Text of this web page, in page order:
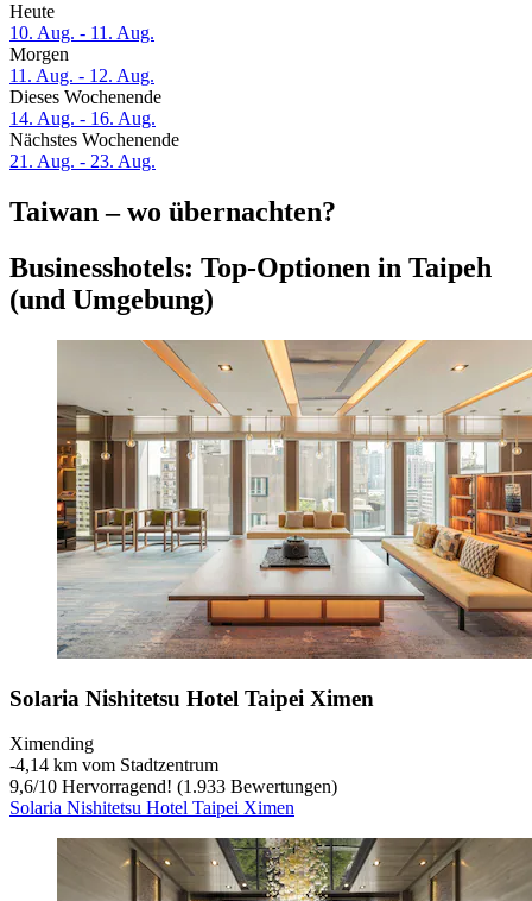
Heute
10. Aug. - 11. Aug.
Morgen
11. Aug. - 12. Aug.
Dieses Wochenende
14. Aug. - 16. Aug.
Nächstes Wochenende
21. Aug. - 23. Aug.
Taiwan – wo übernachten?
Businesshotels: Top-Optionen in Taipeh
(und Umgebung)
Solaria Nishitetsu Hotel Taipei Ximen
Ximending
‐4,14 km vom Stadtzentrum
9,6/10 Hervorragend! (1.933 Bewertungen)
Solaria Nishitetsu Hotel Taipei Ximen